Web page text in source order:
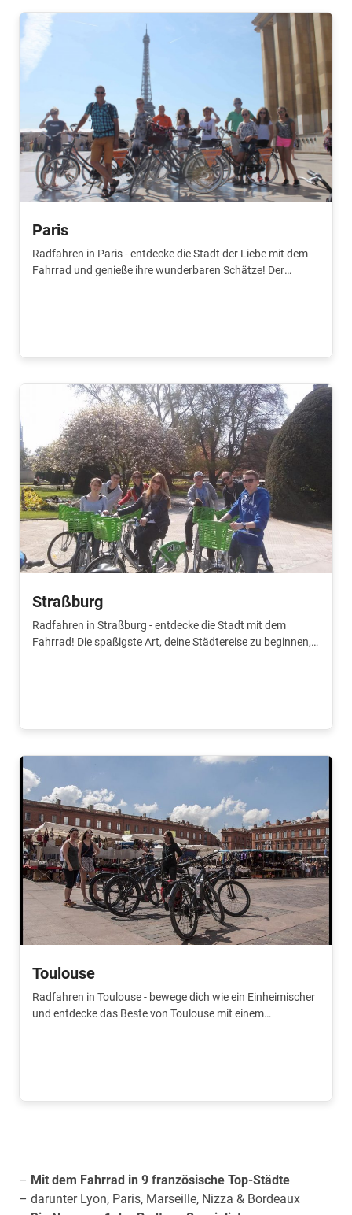
Paris
Radfahren in Paris - entdecke die Stadt der Liebe mit dem
Fahrrad und genieße ihre wunderbaren Schätze! Der
Straßburg
Radfahren in Straßburg - entdecke die Stadt mit dem
Fahrrad! Die spaßigste Art, deine Städtereise zu beginnen,
Toulouse
Radfahren in Toulouse - bewege dich wie ein Einheimischer
und entdecke das Beste von Toulouse mit einem
– Mit dem Fahrrad in 9 französische Top-Städte
– darunter Lyon, Paris, Marseille, Nizza & Bordeaux